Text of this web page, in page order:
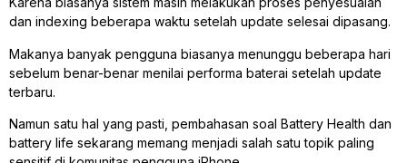
dan indexing beberapa waktu setelah update selesai dipasang.
Makanya banyak pengguna biasanya menunggu beberapa hari
sebelum benar-benar menilai performa baterai setelah update
terbaru.
Namun satu hal yang pasti, pembahasan soal Battery Health dan
battery life sekarang memang menjadi salah satu topik paling